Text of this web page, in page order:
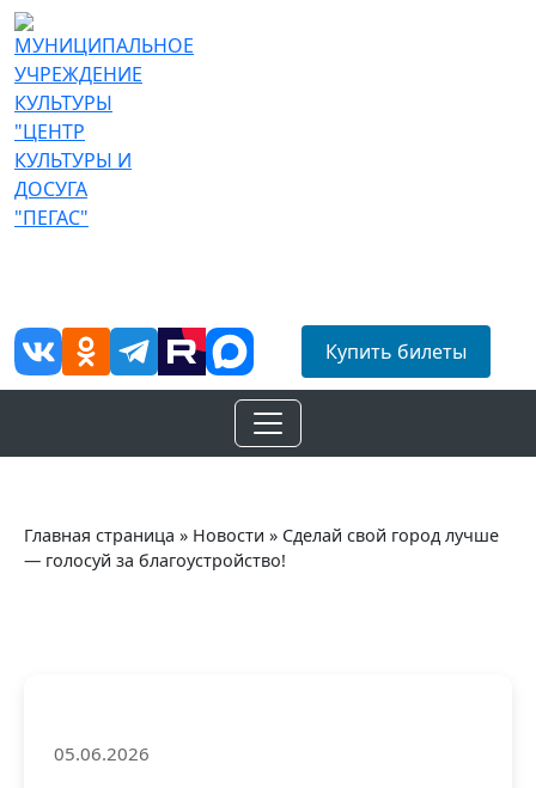
Купить билеты
Главная страница » Новости » Сделай свой город лучше
— голосуй за благоустройство!
05.06.2026